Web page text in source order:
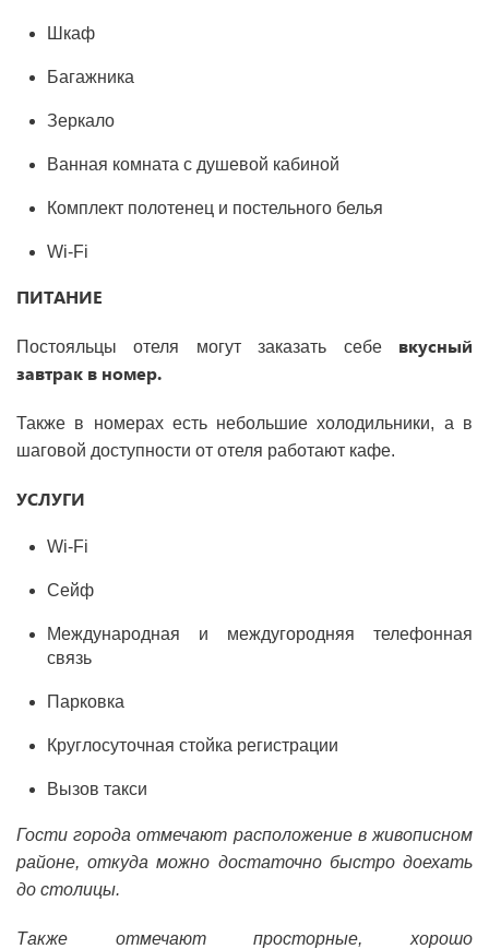
Шкаф
Багажника
Зеркало
Ванная комната с душевой кабиной
Комплект полотенец и постельного белья
Wi-Fi
ПИТАНИЕ
Постояльцы отеля могут заказать себе вкусный
завтрак в номер.
Также в номерах есть небольшие холодильники, а в
шаговой доступности от отеля работают кафе.
УСЛУГИ
Wi-Fi
Сейф
Международная и междугородняя телефонная
связь
Парковка
Круглосуточная стойка регистрации
Вызов такси
Гости города отмечают расположение в живописном
районе, откуда можно достаточно быстро доехать
до столицы.
Также отмечают просторные, хорошо